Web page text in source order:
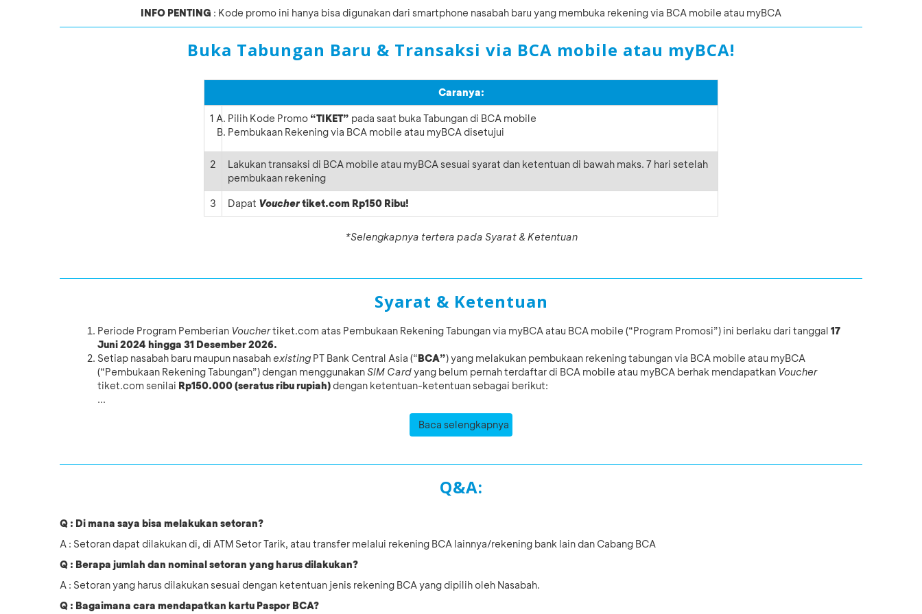
INFO PENTING : Kode promo ini hanya bisa digunakan dari smartphone nasabah baru yang membuka rekening via BCA mobile atau myBCA
Buka Tabungan Baru & Transaksi via BCA mobile atau myBCA!
Caranya:
1
Pilih Kode Promo “TIKET” pada saat buka Tabungan di BCA mobile
Pembukaan Rekening via BCA mobile atau myBCA disetujui
2
Lakukan transaksi di BCA mobile atau myBCA sesuai syarat dan ketentuan di bawah maks. 7 hari setelah
pembukaan rekening
3
Dapat Vouchertiket.com Rp150 Ribu!
*Selengkapnya tertera pada Syarat & Ketentuan
Syarat & Ketentuan
Periode Program Pemberian Vouchertiket.com atas Pembukaan Rekening Tabungan via myBCA atau BCA mobile (“Program Promosi”) ini berlaku dari tanggal 17
Juni 2024 hingga 31 Desember 2026.
Setiap nasabah baru maupun nasabahexisting PT Bank Central Asia (“BCA”) yang melakukan pembukaan rekening tabungan via BCA mobile atau myBCA
(“Pembukaan Rekening Tabungan”) dengan menggunakanSIM Cardyang belum pernah terdaftar di BCA mobile atau myBCA berhak mendapatkan Voucher
tiket.com senilai Rp150.000 (seratus ribu rupiah) dengan ketentuan-ketentuan sebagai berikut:
...
Baca selengkapnya
Q&A:
Q : Di mana saya bisa melakukan setoran?
A : Setoran dapat dilakukan di, di ATM Setor Tarik, atau transfer melalui rekening BCA lainnya/rekening bank lain dan Cabang BCA
Q : Berapa jumlah dan nominal setoran yang harus dilakukan?
A : Setoran yang harus dilakukan sesuai dengan ketentuan jenis rekening BCA yang dipilih oleh Nasabah.
Q : Bagaimana cara mendapatkan kartu Paspor BCA?